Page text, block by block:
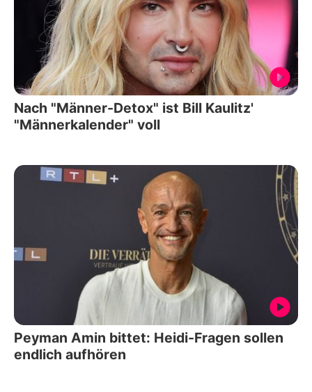
Nach "Männer-Detox" ist Bill Kaulitz'
"Männerkalender" voll
Peyman Amin bittet: Heidi-Fragen sollen
endlich aufhören